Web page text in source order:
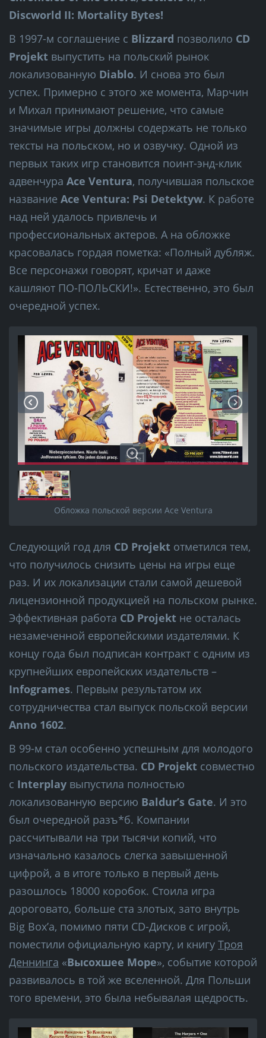
Discworld II: Mortality Bytes!
В 1997-м соглашение с Blizzard позволило CD
Projekt выпустить на польский рынок
локализованную Diablo. И снова это был
успех. Примерно с этого же момента, Марчин
и Михал принимают решение, что самые
значимые игры должны содержать не только
тексты на польском, но и озвучку. Одной из
первых таких игр становится поинт-энд-клик
адвенчура Ace Ventura, получившая польское
название Ace Ventura: Psi Detektyw. К работе
над ней удалось привлечь и
профессиональных актеров. А на обложке
красовалась гордая пометка: «Полный дубляж.
Все персонажи говорят, кричат и даже
кашляют ПО-ПОЛЬСКИ!». Естественно, это был
очередной успех.
Обложка польской версии Ace Ventura
Следующий год для CD Projekt отметился тем,
что получилось снизить цены на игры еще
раз. И их локализации стали самой дешевой
лицензионной продукцией на польском рынке.
Эффективная работа CD Projekt не осталась
незамеченной европейскими издателями. К
концу года был подписан контракт с одним из
крупнейших европейских издательств –
Infogrames. Первым результатом их
сотрудничества стал выпуск польской версии
Anno 1602.
В 99-м стал особенно успешным для молодого
польского издательства. CD Projekt совместно
с Interplay выпустила полностью
локализованную версию Baldur’s Gate. И это
был очередной разъ*б. Компании
рассчитывали на три тысячи копий, что
изначально казалось слегка завышенной
цифрой, а в итоге только в первый день
разошлось 18000 коробок. Стоила игра
дороговато, больше ста злотых, зато внутрь
Big Box’a, помимо пяти CD-Дисков с игрой,
поместили официальную карту, и книгу Троя
Деннинга «Высохшее Море», событие которой
развивалось в той же вселенной. Для Польши
того времени, это была небывалая щедрость.